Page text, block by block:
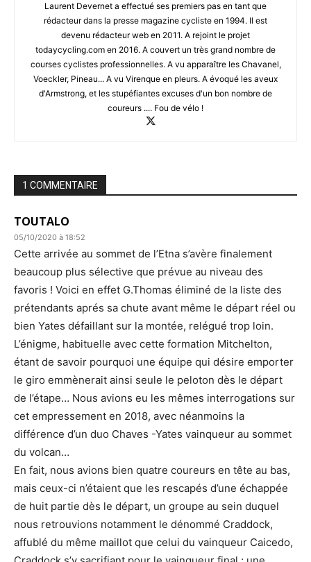
Laurent Devernet a effectué ses premiers pas en tant que
rédacteur dans la presse magazine cycliste en 1994. Il est
devenu rédacteur web en 2011. A rejoint le projet
todaycycling.com en 2016. A couvert un très grand nombre de
courses cyclistes professionnelles. A vu apparaître les Chavanel,
Voeckler, Pineau... A vu Virenque en pleurs. A évoqué les aveux
d'Armstrong, et les stupéfiantes excuses d'un bon nombre de
coureurs .... Fou de vélo !
1 COMMENTAIRE
TOUTALO
05/10/2020 à 18:52
Cette arrivée au sommet de l’Etna s’avère finalement
beaucoup plus sélective que prévue au niveau des
favoris ! Voici en effet G.Thomas éliminé de la liste des
prétendants aprés sa chute avant même le départ réel ou
bien Yates défaillant sur la montée, relégué trop loin.
L’énigme, habituelle avec cette formation Mitchelton,
étant de savoir pourquoi une équipe qui désire emporter
le giro emmènerait ainsi seule le peloton dès le départ
de l’étape… Nous avions eu les mêmes interrogations sur
cet empressement en 2018, avec néanmoins la
différence d’un duo Chaves -Yates vainqueur au sommet
du volcan…
En fait, nous avions bien quatre coureurs en tête au bas,
mais ceux-ci n’étaient que les rescapés d’une échappée
de huit partie dès le départ, un groupe au sein duquel
nous retrouvions notamment le dénommé Craddock,
affublé du même maillot que celui du vainqueur Caicedo,